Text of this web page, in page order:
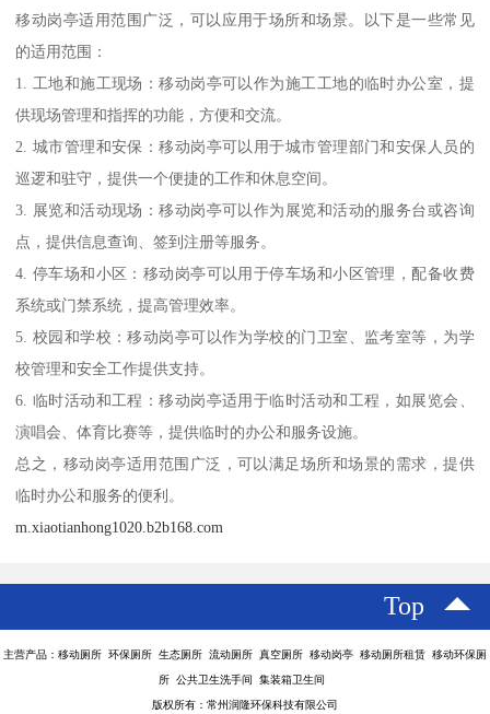
移动岗亭适用范围广泛，可以应用于场所和场景。以下是一些常见
的适用范围：
1. 工地和施工现场：移动岗亭可以作为施工工地的临时办公室，提
供现场管理和指挥的功能，方便和交流。
2. 城市管理和安保：移动岗亭可以用于城市管理部门和安保人员的
巡逻和驻守，提供一个便捷的工作和休息空间。
3. 展览和活动现场：移动岗亭可以作为展览和活动的服务台或咨询
点，提供信息查询、签到注册等服务。
4. 停车场和小区：移动岗亭可以用于停车场和小区管理，配备收费
系统或门禁系统，提高管理效率。
5. 校园和学校：移动岗亭可以作为学校的门卫室、监考室等，为学
校管理和安全工作提供支持。
6. 临时活动和工程：移动岗亭适用于临时活动和工程，如展览会、
演唱会、体育比赛等，提供临时的办公和服务设施。
总之，移动岗亭适用范围广泛，可以满足场所和场景的需求，提供
临时办公和服务的便利。
m.xiaotianhong1020.b2b168.com
Top
主营产品：移动厕所 环保厕所 生态厕所 流动厕所 真空厕所 移动岗亭 移动厕所租赁 移动环保厕
所 公共卫生洗手间 集装箱卫生间
版权所有：常州润隆环保科技有限公司